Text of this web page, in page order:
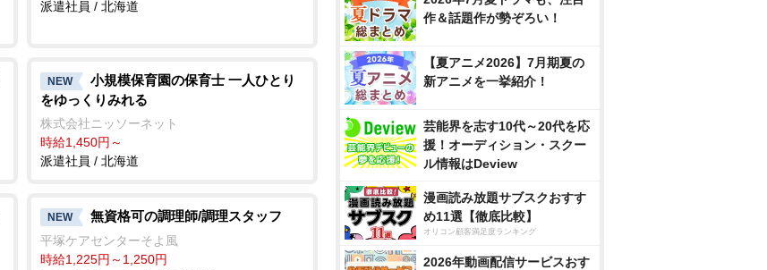
派遣社員 / 北海道
NEW
小規模保育園の保育士 一人ひとり
をゆっくりみれる
株式会社ニッソーネット
時給1,450円～
派遣社員 / 北海道
NEW 無資格可の調理師/調理スタッフ
平塚ケアセンターそよ風
時給1,225円～1,250円
作＆話題作が勢ぞろい！
【夏アニメ2026】7月期夏の
新アニメを一挙紹介！
芸能界を志す10代～20代を応
援！オーディション・スクー
ル情報はDeview
漫画読み放題サブスクおすす
め11選【徹底比較】
オリコン顧客満足度ランキング
2026年動画配信サービスおす